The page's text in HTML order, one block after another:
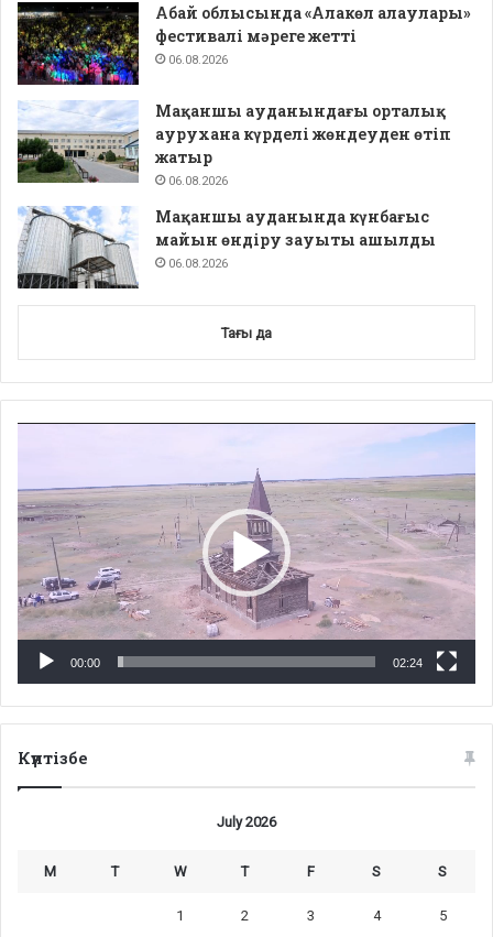
Абай облысында «Алакөл алаулары»
фестивалі мәреге жетті
06.08.2026
Мақаншы ауданындағы орталық
аурухана күрделі жөндеуден өтіп
жатыр
06.08.2026
Мақаншы ауданында күнбағыс
майын өндіру зауыты ашылды
06.08.2026
Тағы да
00:00 02:24
Күнтізбе
July 2026
M T W T F S S
1 2 3 4 5